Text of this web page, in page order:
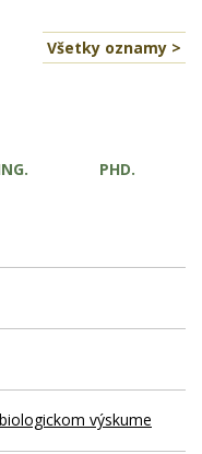
Všetky oznamy >
PHD.
výskume